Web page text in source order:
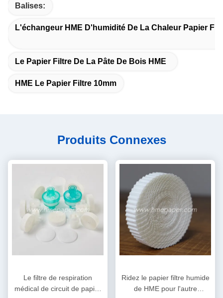
Balises:
L'échangeur HME D'humidité De La Chaleur Papier
Le Papier Filtre De La Pâte De Bois HME
HME Le Papier Filtre 10mm
Produits Connexes
Le filtre de respiration
médical de circuit de papier
Ridez le papier filtre humide
de HME pour l'autre